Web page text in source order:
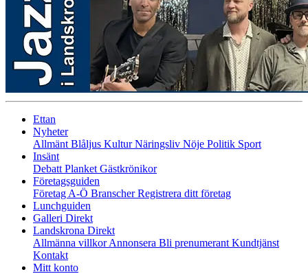
Ettan
Nyheter
Allmänt Blåljus KulturNäringsliv Nöje Politik Sport
Insänt
Debatt Planket Gästkrönikor
Företagsguiden
Företag A-Ö BranscherRegistrera ditt företag
Lunchguiden
Galleri Direkt
Landskrona Direkt
Allmänna villkorAnnonsera Bli prenumerant Kundtjänst
Kontakt
Mitt konto